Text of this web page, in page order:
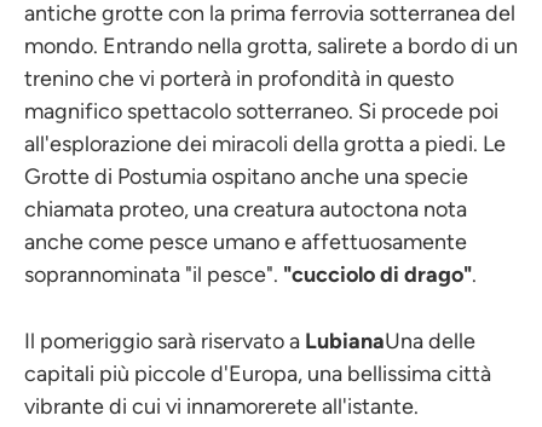
antiche grotte con la prima ferrovia sotterranea del
mondo. Entrando nella grotta, salirete a bordo di un
trenino che vi porterà in profondità in questo
magnifico spettacolo sotterraneo. Si procede poi
all'esplorazione dei miracoli della grotta a piedi. Le
Grotte di Postumia ospitano anche una specie
chiamata proteo, una creatura autoctona nota
anche come pesce umano e affettuosamente
soprannominata "il pesce". "cucciolo di drago".
Il pomeriggio sarà riservato a LubianaUna delle
capitali più piccole d'Europa, una bellissima città
vibrante di cui vi innamorerete all'istante.